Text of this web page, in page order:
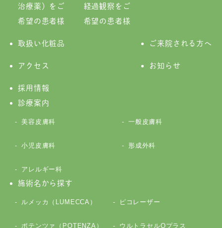
治療薬）をご
希望の患者様
経過観察をご
希望の患者様
取扱い化粧品 ご来院される方へ
アクセス お知らせ
採用情報
診療案内
美容皮膚科 一般皮膚科
小児皮膚科 形成外科
アレルギー科
施術名から探す
ルメッカ（LUMECCA） ピコレーザー
ポテンツァ（POTENZA） ウルトラセルQプラス